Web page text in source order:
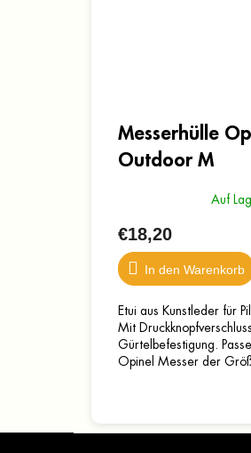
Messerhülle
Outdoor M
Auf
€18,20
In den Warenkorb
Etui aus Kunstleder für
Mit
Gürtelbefestigung.
Opinel Messer der